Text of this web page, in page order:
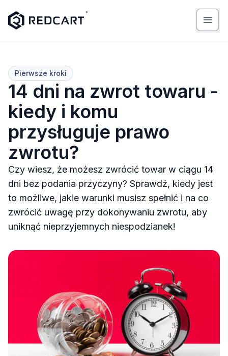
Pierwsze kroki
14 dni na zwrot towaru -
kiedy i komu
przysługuje prawo
zwrotu?
Czy wiesz, że możesz zwrócić towar w ciągu 14
dni bez podania przyczyny? Sprawdź, kiedy jest
to możliwe, jakie warunki musisz spełnić i na co
zwrócić uwagę przy dokonywaniu zwrotu, aby
uniknąć nieprzyjemnych niespodzianek!